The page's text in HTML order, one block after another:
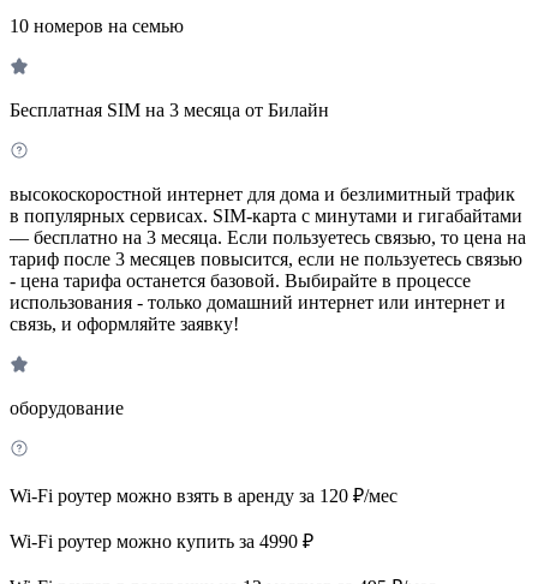
10 номеров на семью
Бесплатная SIM на 3 месяца от Билайн
высокоскоростной интернет для дома и безлимитный трафик
в популярных сервисах. SIM-карта с минутами и гигабайтами
— бесплатно на 3 месяца. Если пользуетесь связью, то цена на
тариф после 3 месяцев повысится, если не пользуетесь связью
- цена тарифа останется базовой. Выбирайте в процессе
использования - только домашний интернет или интернет и
связь, и оформляйте заявку!
оборудование
Wi-Fi роутер можно взять в аренду за 120 ₽/мес
Wi-Fi роутер можно купить за 4990 ₽